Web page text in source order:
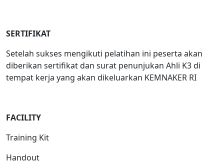
SERTIFIKAT
Setelah sukses mengikuti pelatihan ini peserta akan
diberikan sertifikat dan surat penunjukan Ahli K3 di
tempat kerja yang akan dikeluarkan KEMNAKER RI
FACILITY
Training Kit
Handout